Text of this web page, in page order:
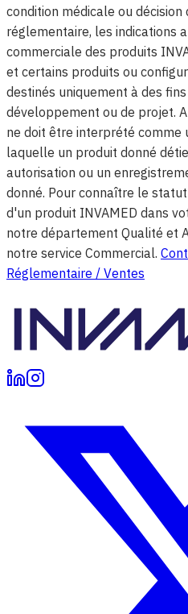
condition médicale ou
réglementaire, les indications
commerciale des produits
et certains produits ou
destinés uniquement à des
développement ou de projet.
ne doit être interprété comme
laquelle un produit donné
autorisation ou un
donné. Pour connaître le
d'un produit INVAMED dans
notre département Qualité et
notre service Commercial.
Réglementaire / Ventes